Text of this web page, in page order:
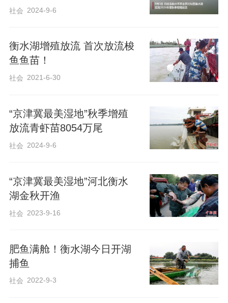
当天早晨，放流船只停靠在码头，市农业
农村局工作人员严格按照操作规程，对鱼
式开始。只见放流船离岸向湖中驶去，放
流人员遂将各类鱼种依次倒入湖中。在放
流青虾苗种环节，放流人员将一袋袋装满
入湖中，潜入湖水深处。“青虾属于衡水湖
水域的传统物种，皮薄、肉质细嫩鲜美，
不仅对于改善和净化衡水湖水质具有重要
农业农村局畜牧水产科工作人员介绍，此
外，此次增殖放流的泥鳅为杂食性鱼类，
以植物碎屑和藻类等为食，有时也吃水底
社会 2024-9-6
衡水湖增殖放流 首次放流梭
鱼鱼苗！
社会 2021-6-30
“京津冀最美湿地”秋季增殖
放流青虾苗8054万尾
社会 2024-9-6
“京津冀最美湿地”河北衡水
湖金秋开渔
社会 2023-9-16
肥鱼满舱！衡水湖今日开湖
捕鱼
社会 2022-9-3